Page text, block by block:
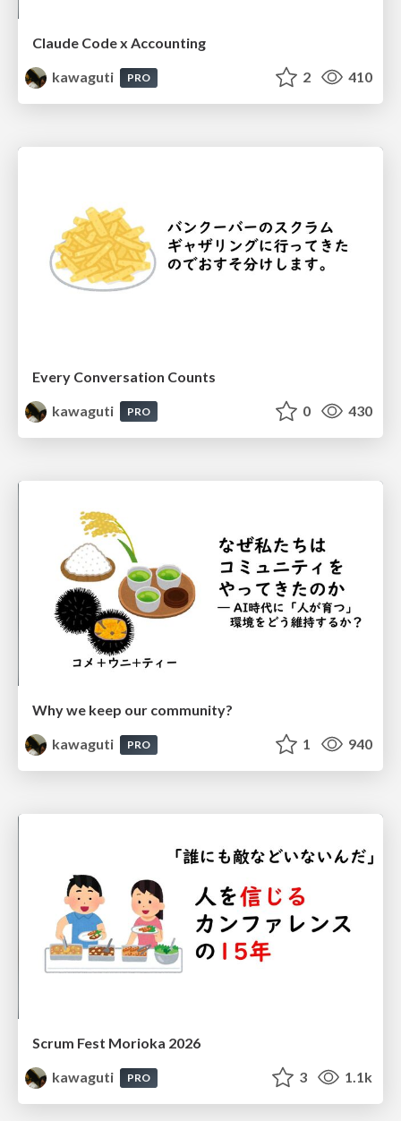
Claude Code x Accounting
kawaguti
PRO 2 410
Every Conversation Counts
kawaguti
PRO 0 430
Why we keep our community?
kawaguti
PRO 1 940
Scrum Fest Morioka 2026
kawaguti
PRO 3 1.1k